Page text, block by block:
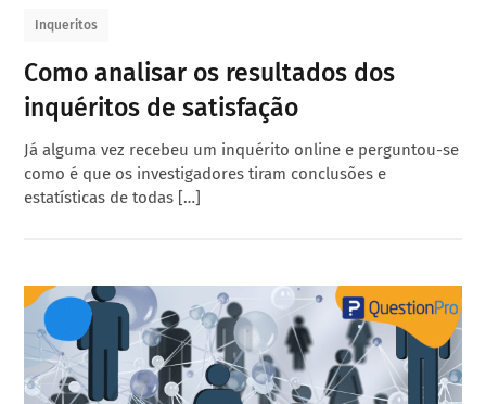
Inqueritos
Como analisar os resultados dos
inquéritos de satisfação
Já alguma vez recebeu um inquérito online e perguntou-se
como é que os investigadores tiram conclusões e
estatísticas de todas […]